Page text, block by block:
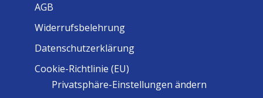
AGB
Widerrufsbelehrung
Datenschutzerklärung
Cookie-Richtlinie (EU)
Privatsphäre-Einstellungen ändern